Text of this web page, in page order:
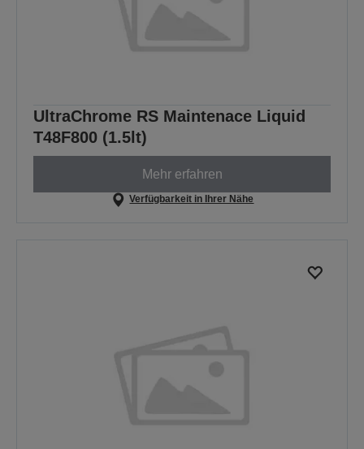
UltraChrome RS Maintenace Liquid
T48F800 (1.5lt)
Mehr erfahren
Verfügbarkeit in Ihrer Nähe